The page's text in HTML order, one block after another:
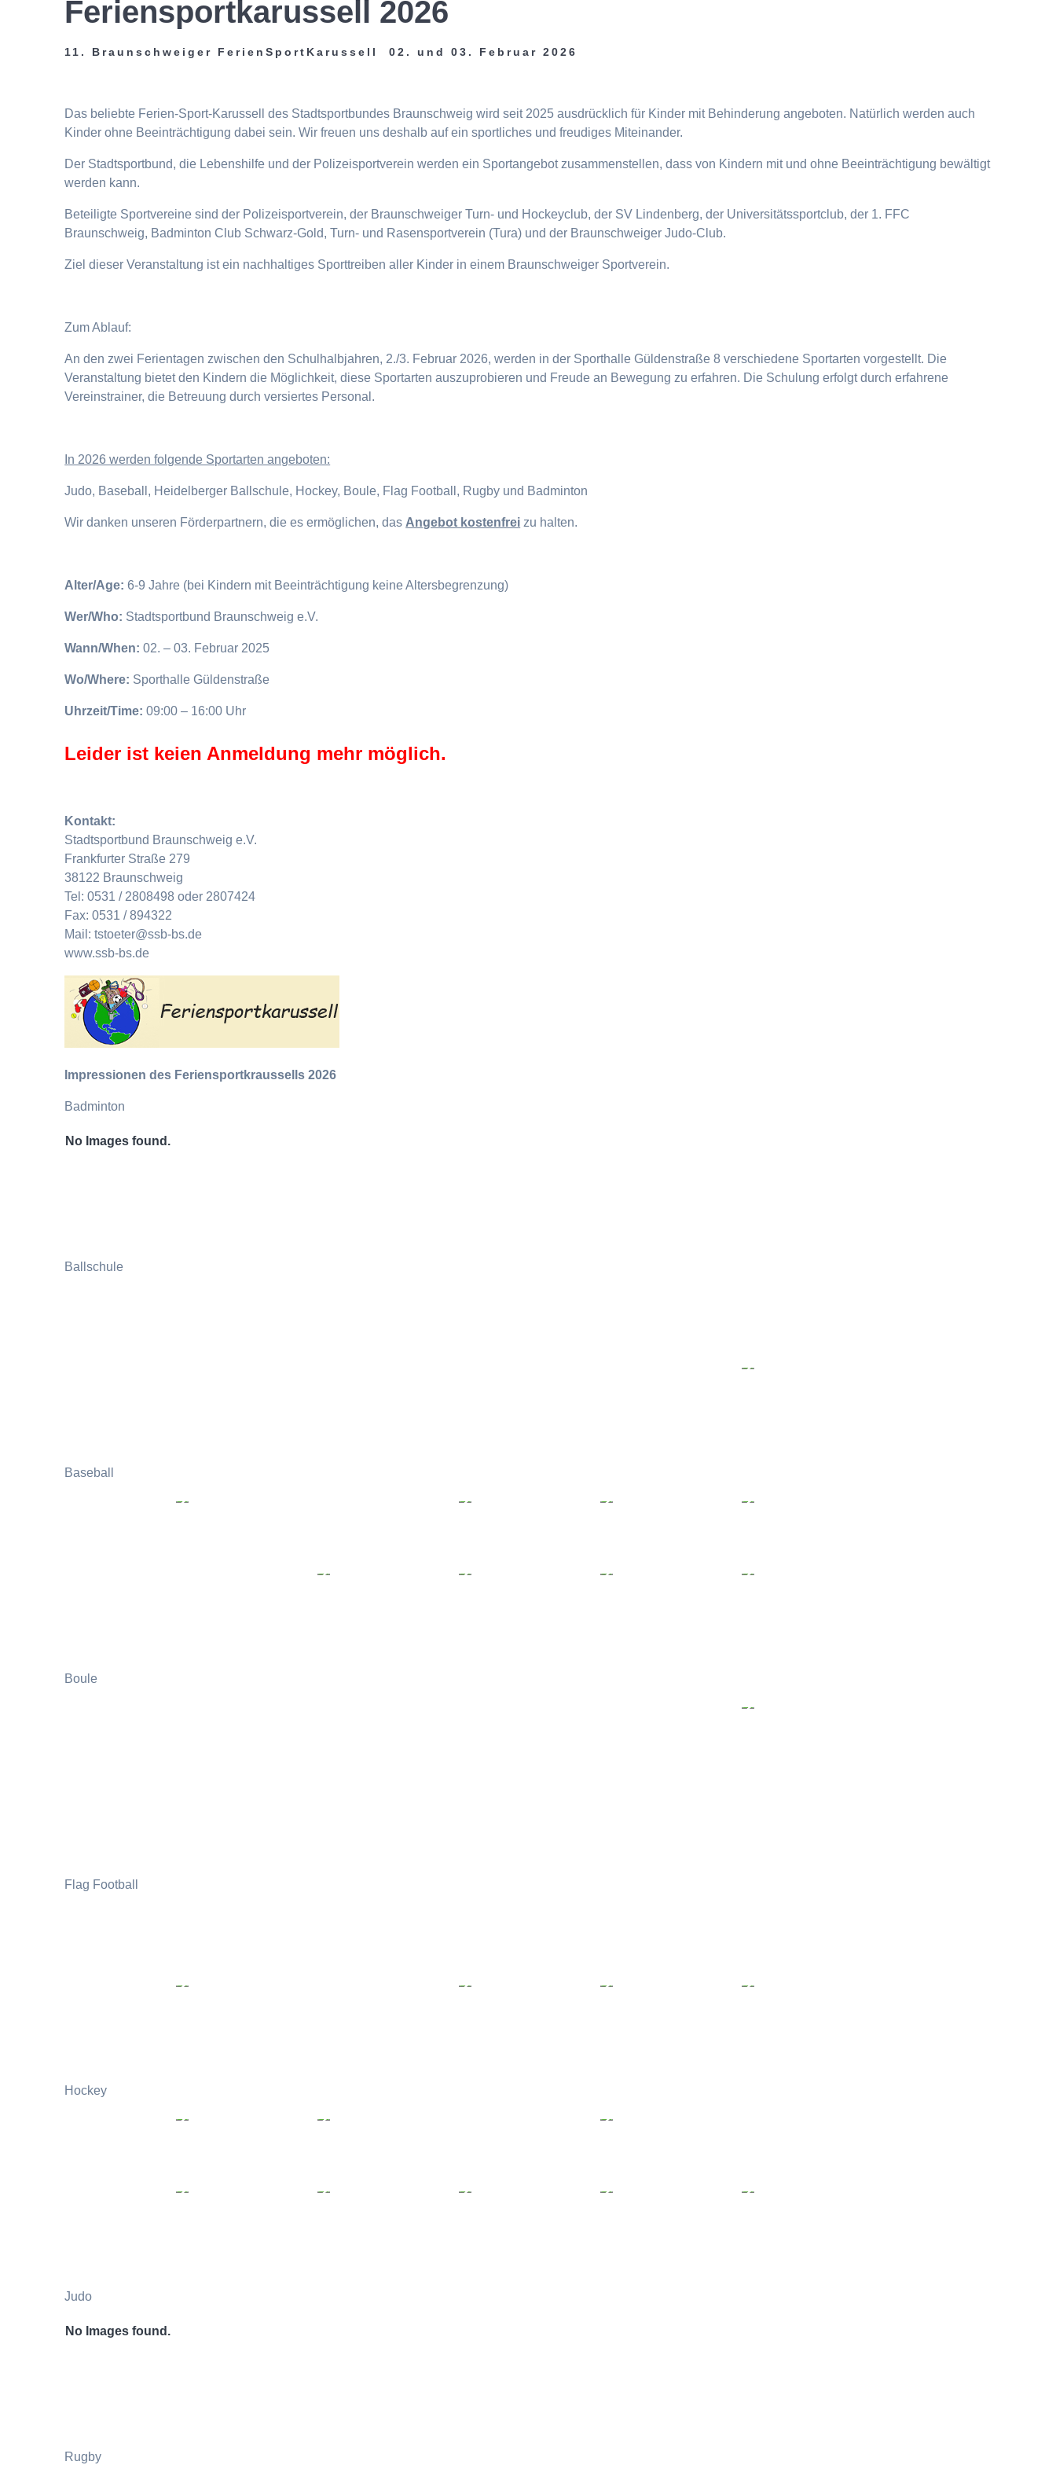
Feriensportkarussell 2026
11. Braunschweiger FerienSportKarussell 02. und 03. Februar 2026
Das beliebte Ferien-Sport-Karussell des Stadtsportbundes Braunschweig wird seit 2025 ausdrücklich für Kinder mit Behinderung angeboten. Natürlich werden auch
Kinder ohne Beeinträchtigung dabei sein. Wir freuen uns deshalb auf ein sportliches und freudiges Miteinander.
Der Stadtsportbund, die Lebenshilfe und der Polizeisportverein werden ein Sportangebot zusammenstellen, dass von Kindern mit und ohne Beeinträchtigung bewältigt
werden kann.
Beteiligte Sportvereine sind der Polizeisportverein, der Braunschweiger Turn- und Hockeyclub, der SV Lindenberg, der Universitätssportclub, der 1. FFC
Braunschweig, Badminton Club Schwarz-Gold, Turn- und Rasensportverein (Tura) und der Braunschweiger Judo-Club.
Ziel dieser Veranstaltung ist ein nachhaltiges Sporttreiben aller Kinder in einem Braunschweiger Sportverein.
Zum Ablauf:
An den zwei Ferientagen zwischen den Schulhalbjahren, 2./3. Februar 2026, werden in der Sporthalle Güldenstraße 8 verschiedene Sportarten vorgestellt. Die
Veranstaltung bietet den Kindern die Möglichkeit, diese Sportarten auszuprobieren und Freude an Bewegung zu erfahren. Die Schulung erfolgt durch erfahrene
Vereinstrainer, die Betreuung durch versiertes Personal.
n 2026 werden folgende Sportarten angeboten:
Judo, Baseball, Heidelberger Ballschule, Hockey, Boule, Flag Football, Rugby und Badminton
Wir danken unseren Förderpartnern, die es ermöglichen, das Angebot kostenfrei zu halten.
Alter/Age:6-9 Jahre (bei Kindern mit Beeinträchtigung keine Altersbegrenzung)
Wer/Who: Stadtsportbund Braunschweig e.V.
Wann/When:02. – 03. Februar 2025
Wo/Where: Sporthalle Güldenstraße
Uhrzeit/Time:09:00 – 16:00 Uhr
Leider ist keien Anmeldung mehr möglich.
Kontakt:
Stadtsportbund Braunschweig e.V.
Frankfurter Straße 279
38122 Braunschweig
Tel: 0531 / 2808498 oder 2807424
Fax: 0531 / 894322
Mail: tstoeter@ssb-bs.de
www.ssb-bs.de
Impressionen des Feriensportkraussells 2026
Badminton
No Images found.
Ballschule
Baseball
Boule
Flag Football
Hockey
Judo
No Images found.
Rugby